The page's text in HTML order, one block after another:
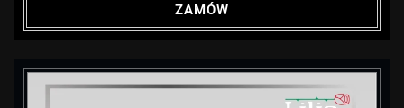
ZAMÓW